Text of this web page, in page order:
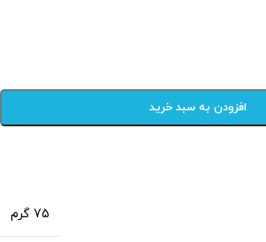
افزودن به سبد خرید
75 گرم